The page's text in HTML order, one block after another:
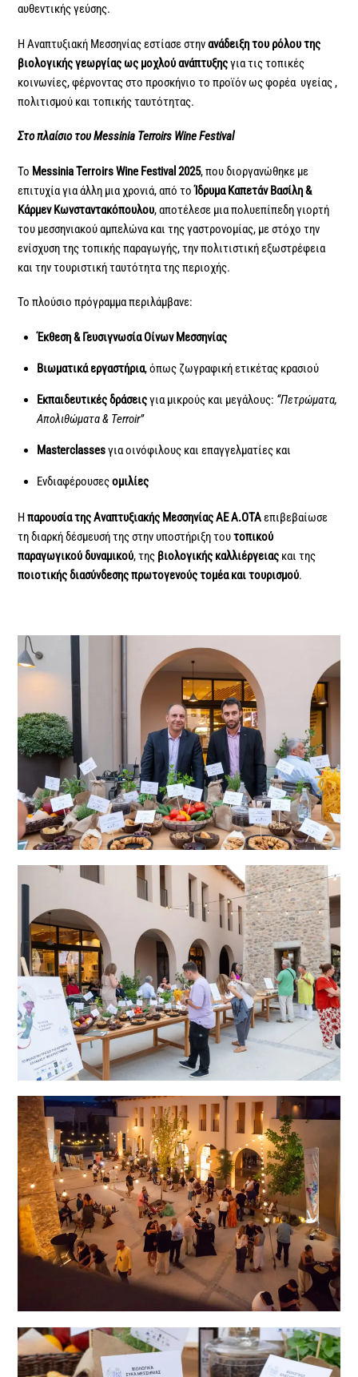
αυθεντικής γεύσης.
Η Αναπτυξιακή Μεσσηνίας εστίασε στηνανάδειξη του ρόλου της
βιολογικής γεωργίας ως μοχλού ανάπτυξηςγια τις τοπικές
κοινωνίες, φέρνοντας στο προσκήνιο το προϊόν ως φορέα υγείας ,
πολιτισμού και τοπικής ταυτότητας.
ΣτοπλαίσιοτουMessinia Terroirs Wine Festival
Το Messinia Terroirs Wine Festival 2025, που διοργανώθηκε με
επιτυχία για άλλη μια χρονιά, από τοΊδρυμα Καπετάν Βασίλη &
Κάρμεν Κωνσταντακόπουλου, αποτέλεσε μια πολυεπίπεδη γιορτή
του μεσσηνιακού αμπελώνα και της γαστρονομίας, με στόχο την
ενίσχυση της τοπικής παραγωγής, την πολιτιστική εξωστρέφεια
και την τουριστική ταυτότητα της περιοχής.
Το πλούσιο πρόγραμμα περιλάμβανε:
Έκθεση & Γευσιγνωσία Οίνων Μεσσηνίας
Βιωματικά εργαστήρια, όπως ζωγραφική ετικέτας κρασιού
Εκπαιδευτικές δράσειςγια μικρούς και μεγάλους: “Πετρώματα,
Απολιθώματα & Terroir”
Masterclassesγια οινόφιλους και επαγγελματίες και
Ενδιαφέρουσεςομιλίες
Ηπαρουσία της Αναπτυξιακής Μεσσηνίας ΑΕ Α.ΟΤΑεπιβεβαίωσε
τη διαρκή δέσμευσή της στην υποστήριξη τουτοπικού
παραγωγικού δυναμικού, της βιολογικής καλλιέργειας και της
ποιοτικής διασύνδεσης πρωτογενούς τομέα και τουρισμού.